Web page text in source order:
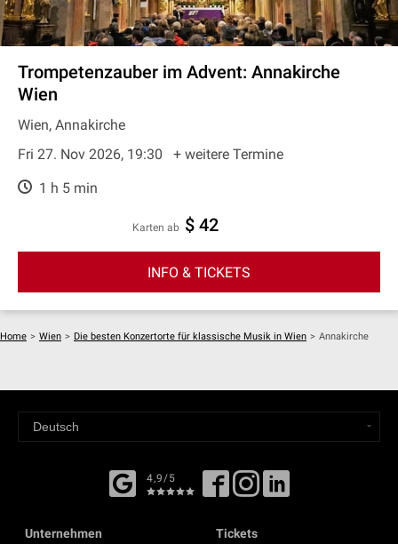
Trompetenzauber im Advent: Annakirche
Wien
Wien, Annakirche
Fri 27. Nov 2026, 19:30
+ weitere Termine
1 h 5 min
Karten ab $ 42
INFO & TICKETS
Home > Wien > Die besten Konzertorte für klassische Musik in Wien > Annakirche
4,9/5
Unternehmen Tickets